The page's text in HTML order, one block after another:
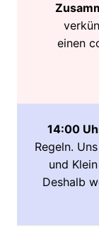
einen
14:00
Regeln.
und
Deshalb